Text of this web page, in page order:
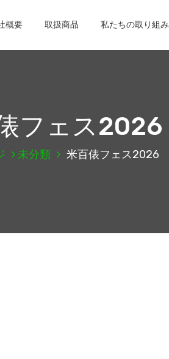
概要 取扱商品 私たちの取り組み
フェス2026
未分類 米百俵フェス2026